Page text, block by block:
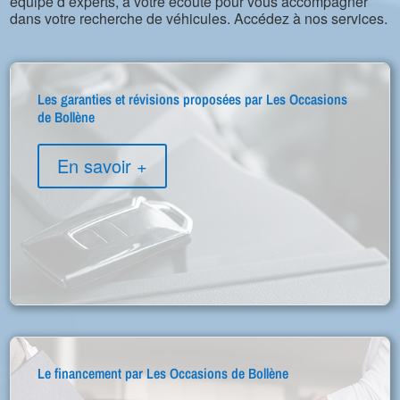
dans votre recherche de véhicules. Accédez à nos services.
Les garanties et révisions proposées par Les Occasions
de Bollène
En savoir +
Le financement par Les Occasions de Bollène